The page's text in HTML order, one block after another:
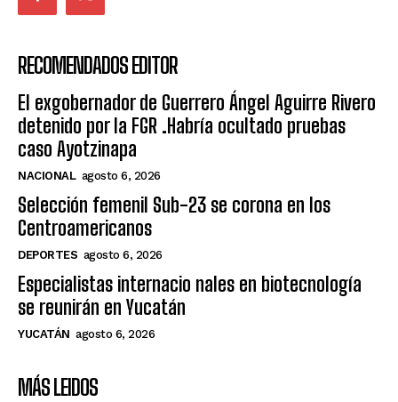
RECOMENDADOS EDITOR
El exgobernador de Guerrero Ángel Aguirre Rivero
detenido por la FGR .Habría ocultado pruebas
caso Ayotzinapa
NACIONAL agosto 6, 2026
Selección femenil Sub-23 se corona en los
Centroamericanos
DEPORTES agosto 6, 2026
Especialistas internacio nales en biotecnología
se reunirán en Yucatán
YUCATÁN agosto 6, 2026
MÁS LEIDOS